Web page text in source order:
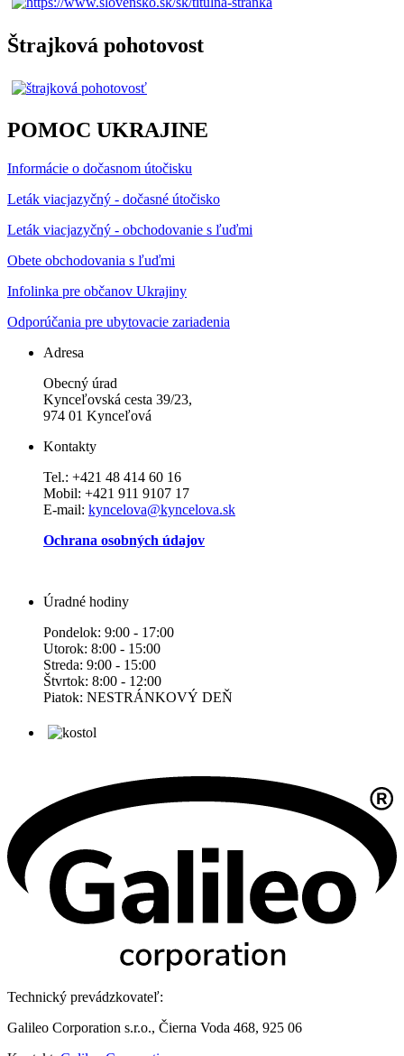
Štrajková pohotovost
POMOC UKRAJINE
Informácie o dočasnom útočisku
Leták viacjazyčný - dočasné útočisko
Leták viacjazyčný - obchodovanie s ľuďmi
Obete obchodovania s ľuďmi
Infolinka pre občanov Ukrajiny
Odporúčania pre ubytovacie zariadenia
Adresa
Obecný úrad
Kynceľovská cesta 39/23,
974 01 Kynceľová
Kontakty
Tel.: +421 48 414 60 16
Mobil: +421 911 9107 17
E-mail: kyncelova@kyncelova.sk
Ochrana osobných údajov
Úradné hodiny
Pondelok: 9:00 - 17:00
Utorok: 8:00 - 15:00
Streda: 9:00 - 15:00
Štvrtok: 8:00 - 12:00
Piatok: NESTRÁNKOVÝ DEŇ
Technický prevádzkovateľ:
Galileo Corporation s.r.o., Čierna Voda 468, 925 06